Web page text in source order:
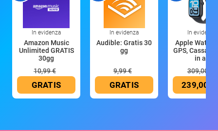
In evidenza
Amazon Music
Unlimited GRATIS
30gg
10,99 €
GRATIS
In evidenza
Audible: Gratis 30
gg
9,99 €
GRATIS
In evidenza
Apple Watch
GPS, Cassa
in all
309,00 €
239,00 €